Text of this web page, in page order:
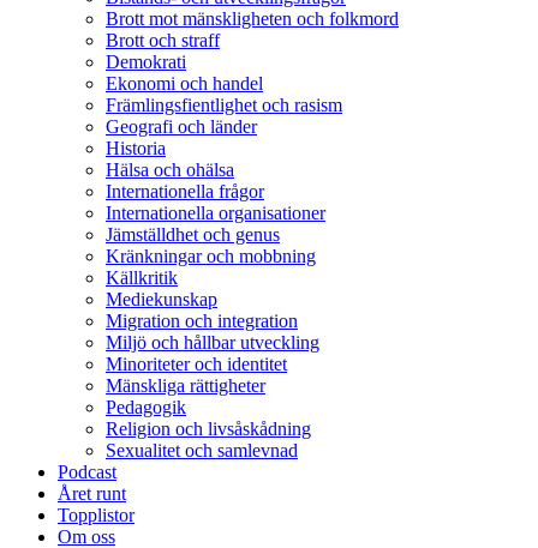
Brott mot mänskligheten och folkmord
Brott och straff
Demokrati
Ekonomi och handel
Främlingsfientlighet och rasism
Geografi och länder
Historia
Hälsa och ohälsa
Internationella frågor
Internationella organisationer
Jämställdhet och genus
Kränkningar och mobbning
Källkritik
Mediekunskap
Migration och integration
Miljö och hållbar utveckling
Minoriteter och identitet
Mänskliga rättigheter
Pedagogik
Religion och livsåskådning
Sexualitet och samlevnad
Podcast
Året runt
Topplistor
Om oss